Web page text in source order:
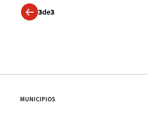
3de3
MUNICIPIOS